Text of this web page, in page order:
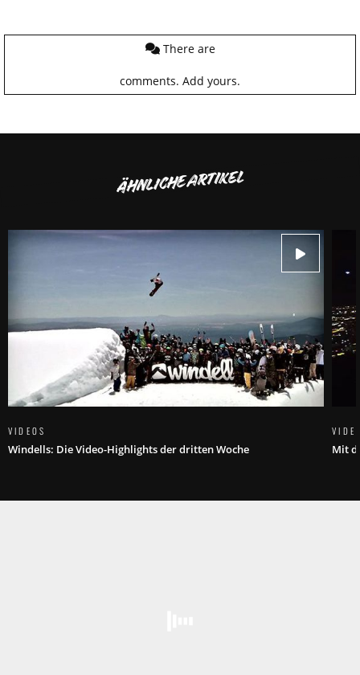
There are
comments. Add yours.
ÄHNLICHE ARTIKEL
VIDEOS
Windells: Die Video-Highlights der dritten Woche Mit